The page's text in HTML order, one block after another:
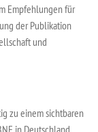
Empfehlungen für
der Publikation
und
zu einem sichtbaren